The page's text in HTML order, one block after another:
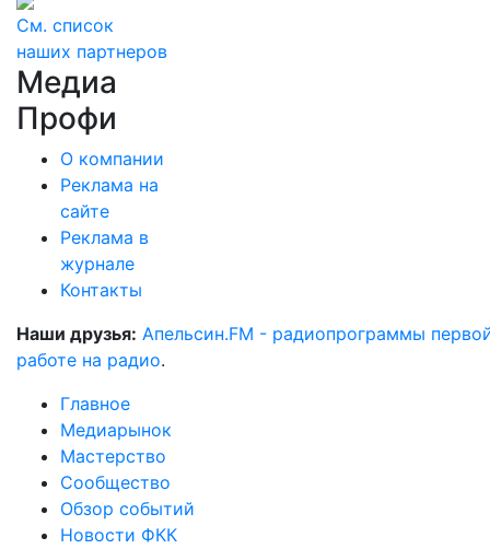
См. список
наших партнеров
Медиа
Профи
О компании
Реклама на
сайте
Реклама в
журнале
Контакты
Наши друзья: Апельсин.FM - радиопрограммы
работе на радио.
Главное
Медиарынок
Мастерство
Сообщество
Обзор событий
Новости ФКК